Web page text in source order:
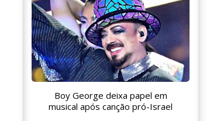
Boy George deixa papel em
musical após canção pró-Israel